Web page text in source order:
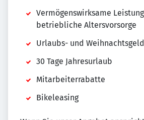
Vermögenswirksame
betriebliche Altersvorsorge
Urlaubs- und Weihnachtsgeld
30 Tage Jahresurlaub
Mitarbeiterrabatte
Bikeleasing